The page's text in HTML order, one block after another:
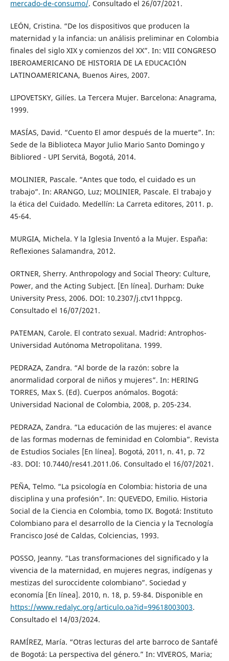
mercado-de-consumo/. Consultado el 26/07/2021.
LEÓN, Cristina. “De los dispositivos que producen la
maternidad y la infancia: un análisis preliminar en Colombia
finales del siglo XIX y comienzos del XX”. In: VIII CONGRESO
IBEROAMERICANO DE HISTORIA DE LA EDUCACIÓN
LATINOAMERICANA, Buenos Aires, 2007.
LIPOVETSKY, Gilíes. La Tercera Mujer. Barcelona: Anagrama,
1999.
MASÍAS, David. “Cuento El amor después de la muerte”. In:
Sede de la Biblioteca Mayor Julio Mario Santo Domingo y
Bibliored - UPI Servitá, Bogotá, 2014.
MOLINIER, Pascale. “Antes que todo, el cuidado es un
trabajo”. In: ARANGO, Luz; MOLINIER, Pascale. El trabajo y
la ética del Cuidado. Medellín: La Carreta editores, 2011. p.
45-64.
MURGIA, Michela. Y la Iglesia Inventó a la Mujer. España:
Reflexiones Salamandra, 2012.
ORTNER, Sherry. Anthropology and Social Theory: Culture,
Power, and the Acting Subject. [En línea]. Durham: Duke
University Press, 2006. DOI: 10.2307/j.ctv11hppcg.
Consultado el 16/07/2021.
PATEMAN, Carole. El contrato sexual. Madrid: Antrophos-
Universidad Autónoma Metropolitana. 1999.
PEDRAZA, Zandra. “Al borde de la razón: sobre la
anormalidad corporal de niños y mujeres”. In: HERING
TORRES, Max S. (Ed). Cuerpos anómalos. Bogotá:
Universidad Nacional de Colombia, 2008, p. 205-234.
PEDRAZA, Zandra. “La educación de las mujeres: el avance
de las formas modernas de feminidad en Colombia”. Revista
de Estudios Sociales [En línea]. Bogotá, 2011, n. 41, p. 72
-83. DOI: 10.7440/res41.2011.06. Consultado el 16/07/2021.
PEÑA, Telmo. “La psicología en Colombia: historia de una
disciplina y una profesión”. In: QUEVEDO, Emilio. Historia
Social de la Ciencia en Colombia, tomo IX. Bogotá: Instituto
Colombiano para el desarrollo de la Ciencia y la Tecnología
Francisco José de Caldas, Colciencias, 1993.
POSSO, Jeanny. “Las transformaciones del significado y la
vivencia de la maternidad, en mujeres negras, indígenas y
mestizas del suroccidente colombiano”. Sociedad y
economía [En línea]. 2010, n. 18, p. 59-84. Disponible en
https://www.redalyc.org/articulo.oa?id=99618003003.
Consultado el 14/03/2024.
RAMÍREZ, María. “Otras lecturas del arte barroco de Santafé
de Bogotá: La perspectiva del género.” In: VIVEROS, Maria;